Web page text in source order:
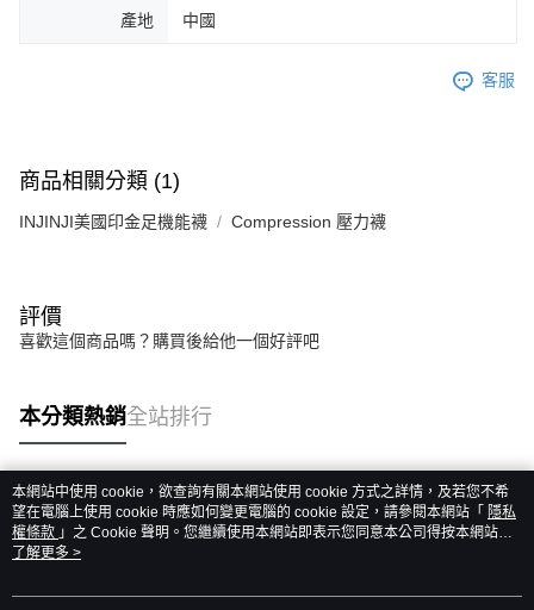
產地 中國
客服
商品相關分類 (1)
INJINJI美國印金足機能襪 Compression 壓力襪
評價
喜歡這個商品嗎？購買後給他一個好評吧
本分類熱銷全站排行
熱門標籤
本網站中使用 cookie，欲查詢有關本網站使用 cookie 方式之詳情，及若您不希
望在電腦上使用 cookie 時應如何變更電腦的 cookie 設定，請參閱本網站「 隱私
權條款 」之 Cookie 聲明。您繼續使用本網站即表示您同意本公司得按本網站使
用條款之 Cookie 聲明使用 cookie。
了解更多 >